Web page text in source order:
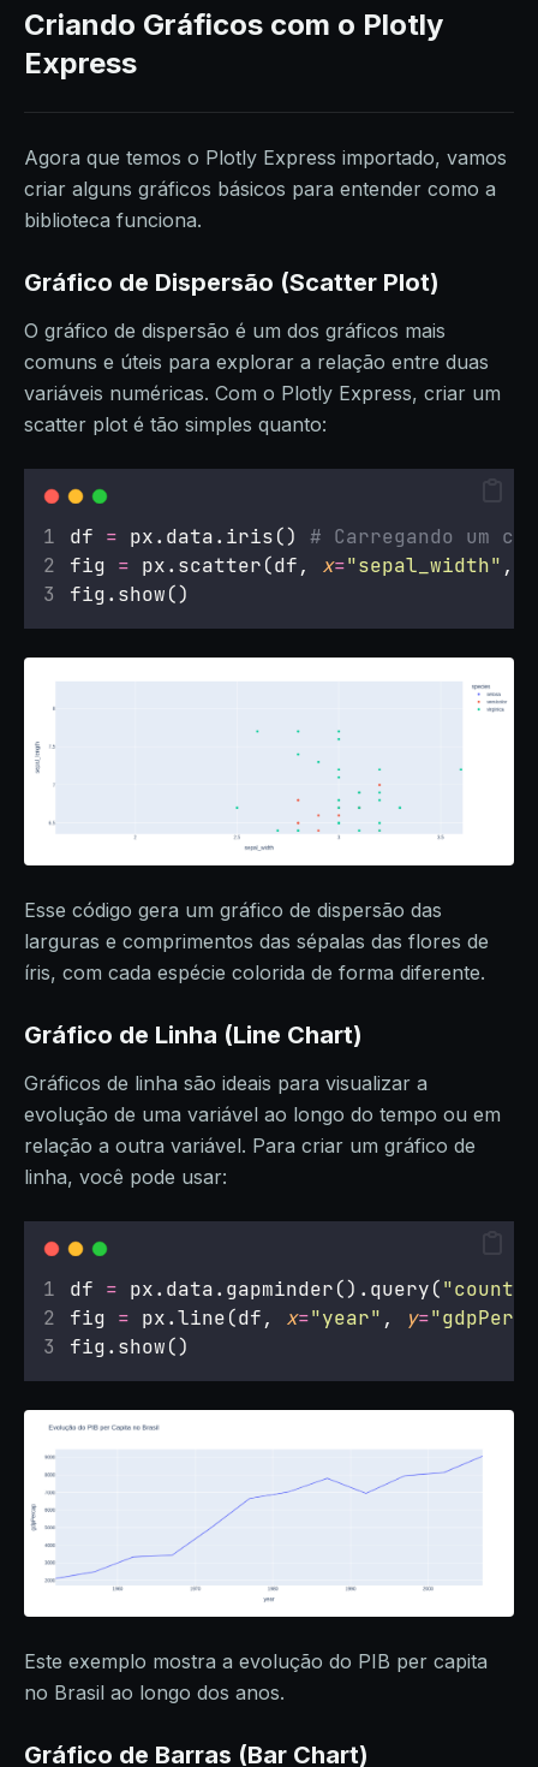
Criando Gráficos com o Plotly
Express
Agora que temos o Plotly Express importado, vamos
criar alguns gráficos básicos para entender como a
biblioteca funciona.
Gráfico de Dispersão (Scatter Plot)
O gráfico de dispersão é um dos gráficos mais
comuns e úteis para explorar a relação entre duas
variáveis numéricas. Com o Plotly Express, criar um
scatter plot é tão simples quanto:
df = px.data.iris() # Carregando um
fig = px.scatter(df, x="sepal_width" ,
fig.show()
Esse código gera um gráfico de dispersão das
larguras e comprimentos das sépalas das flores de
íris, com cada espécie colorida de forma diferente.
Gráfico de Linha (Line Chart)
Gráficos de linha são ideais para visualizar a
evolução de uma variável ao longo do tempo ou em
relação a outra variável. Para criar um gráfico de
linha, você pode usar:
df = px.data.gapminder().query("
fig = px.line(df, x="year" , y="
fig.show()
Este exemplo mostra a evolução do PIB per capita
no Brasil ao longo dos anos.
Gráfico de Barras (Bar Chart)